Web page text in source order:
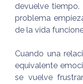
devuelve tiempo.
problema
de la vida
Cuando una
equivalente
se vuelve